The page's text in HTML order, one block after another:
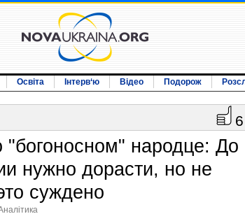
Освіта Інтерв‘ю Відео Подорож
6
народце: До
нужно дорасти, но не
суждено